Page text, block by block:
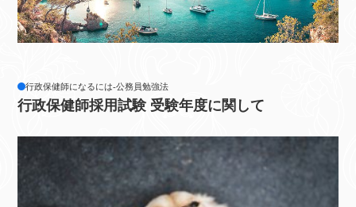
行政保健師採用試験 受験年度に関して
行政保健師になるには-公務員勉強法